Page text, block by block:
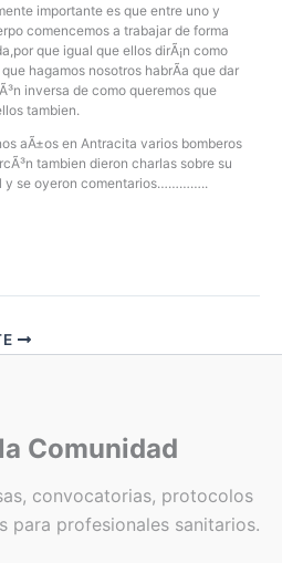
importante es que entre uno y
comencemos a trabajar de forma
que igual que ellos dirÃ¡n como
hagamos nosotros habrÃ­a que dar
inversa de como queremos que
tambien.
aÃ±os en Antracita varios bomberos
tambien dieron charlas sobre su
y se oyeron comentarios…………..
Comunidad
convocatorias, protocolos
para profesionales sanitarios.